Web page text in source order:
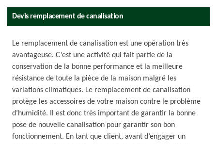
Devis remplacement de canalisation
Le remplacement de canalisation est une opération très
avantageuse. C’est une activité qui fait partie de la
conservation de la bonne performance et la meilleure
résistance de toute la pièce de la maison malgré les
variations climatiques. Le remplacement de canalisation
protège les accessoires de votre maison contre le problème
d’humidité. Il est donc très important de garantir la bonne
pose de nouvelle canalisation pour garantir son bon
fonctionnement. En tant que client, avant d’engager un